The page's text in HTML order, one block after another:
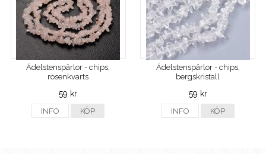
Ädelstenspärlor - chips,
rosenkvarts
59 kr
INFO KÖP
Ädelstenspärlor - chips,
bergskristall
59 kr
INFO KÖP